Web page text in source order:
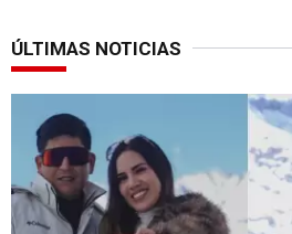
ÚLTIMAS NOTICIAS